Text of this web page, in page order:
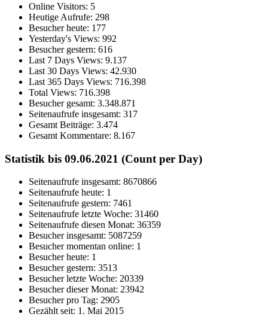
Online Visitors: 5
Heutige Aufrufe: 298
Besucher heute: 177
Yesterday's Views: 992
Besucher gestern: 616
Last 7 Days Views: 9.137
Last 30 Days Views: 42.930
Last 365 Days Views: 716.398
Total Views: 716.398
Besucher gesamt: 3.348.871
Seitenaufrufe insgesamt: 317
Gesamt Beiträge: 3.474
Gesamt Kommentare: 8.167
Statistik bis 09.06.2021 (Count per Day)
Seitenaufrufe insgesamt: 8670866
Seitenaufrufe heute: 1
Seitenaufrufe gestern: 7461
Seitenaufrufe letzte Woche: 31460
Seitenaufrufe diesen Monat: 36359
Besucher insgesamt: 5087259
Besucher momentan online: 1
Besucher heute: 1
Besucher gestern: 3513
Besucher letzte Woche: 20339
Besucher dieser Monat: 23942
Besucher pro Tag: 2905
Gezählt seit: 1. Mai 2015